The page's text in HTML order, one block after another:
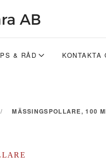
& RÅD KONTAKTA
MÄSSINGSPOLLARE, 100